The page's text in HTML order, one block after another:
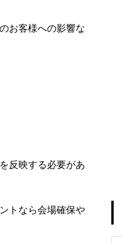
お客様への影響な
反映する必要があ
トなら会場確保や